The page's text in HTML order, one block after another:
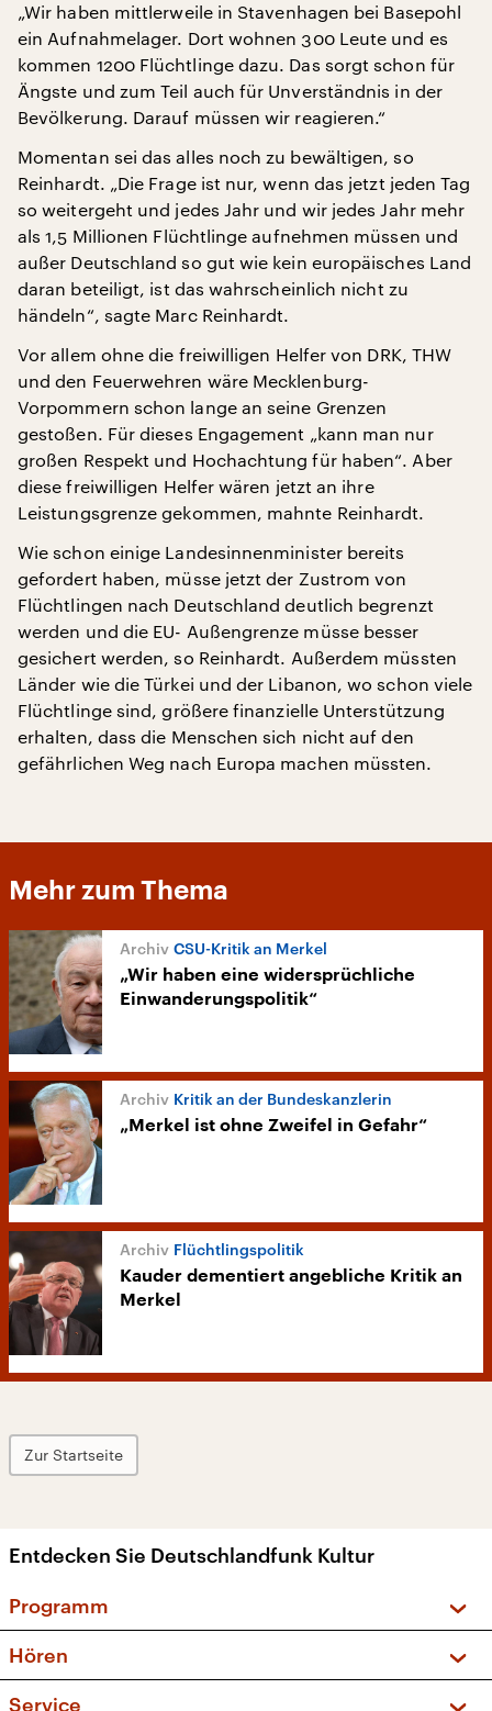
„Wir haben mittlerweile in Stavenhagen bei Basepohl
ein Aufnahmelager. Dort wohnen 300 Leute und es
kommen 1200 Flüchtlinge dazu. Das sorgt schon für
Ängste und zum Teil auch für Unverständnis in der
Bevölkerung. Darauf müssen wir reagieren.“
Momentan sei das alles noch zu bewältigen, so
Reinhardt. „Die Frage ist nur, wenn das jetzt jeden Tag
so weitergeht und jedes Jahr und wir jedes Jahr mehr
als 1,5 Millionen Flüchtlinge aufnehmen müssen und
außer Deutschland so gut wie kein europäisches Land
daran beteiligt, ist das wahrscheinlich nicht zu
händeln“, sagte Marc Reinhardt.
Vor allem ohne die freiwilligen Helfer von DRK, THW
und den Feuerwehren wäre Mecklenburg-
Vorpommern schon lange an seine Grenzen
gestoßen. Für dieses Engagement „kann man nur
großen Respekt und Hochachtung für haben“. Aber
diese freiwilligen Helfer wären jetzt an ihre
Leistungsgrenze gekommen, mahnte Reinhardt.
Wie schon einige Landesinnenminister bereits
gefordert haben, müsse jetzt der Zustrom von
Flüchtlingen nach Deutschland deutlich begrenzt
werden und die EU- Außengrenze müsse besser
gesichert werden, so Reinhardt. Außerdem müssten
Länder wie die Türkei und der Libanon, wo schon viele
Flüchtlinge sind, größere finanzielle Unterstützung
erhalten, dass die Menschen sich nicht auf den
gefährlichen Weg nach Europa machen müssten.
Mehr zum Thema
CSU-Kritik an Merkel
„Wir haben eine widersprüchliche
Einwanderungspolitik“
Kritik an der Bundeskanzlerin
„Merkel ist ohne Zweifel in Gefahr“
Flüchtlingspolitik
Kauder dementiert angebliche Kritik an
Merkel
Zur Startseite
Entdecken Sie Deutschlandfunk Kultur
Programm
Sendungen und Podcasts
Hören
Service